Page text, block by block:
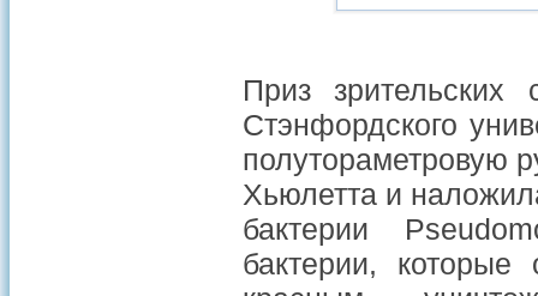
Приз
Стэнфордского
полутораметровую
Хьюлетта и
бактерии
бактерии,